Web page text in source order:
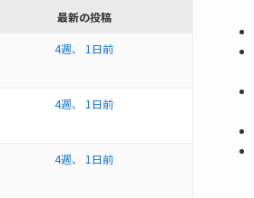
最新の投稿
4週、 1日前
4週、 1日前
4週、 1日前